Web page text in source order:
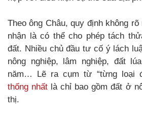
Theo ông Châu, quy định không
nhận là có thể cho phép tách
đất. Nhiều chủ đầu tư cố ý lách
nông nghiệp, lâm nghiệp, đất
năm… Lẽ ra cụm từ “từng loại
thống nhất là chỉ bao gồm đất ở
thị.